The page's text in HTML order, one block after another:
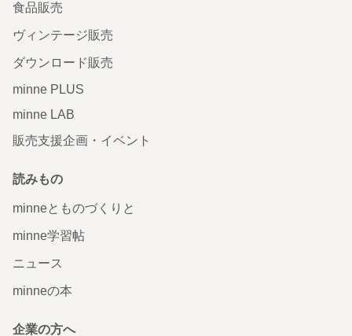
食品販売
ヴィンテージ販売
ダウンロード販売
minne PLUS
minne LAB
販売支援企画・イベント
読みもの
minneとものづくりと
minne学習帖
ニュース
minneの本
企業の方へ